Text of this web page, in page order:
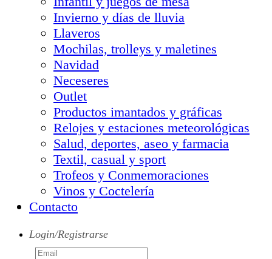
Invierno y días de lluvia
Llaveros
Mochilas, trolleys y maletines
Navidad
Neceseres
Outlet
Productos imantados y gráficas
Relojes y estaciones meteorológicas
Salud, deportes, aseo y farmacia
Textil, casual y sport
Trofeos y Conmemoraciones
Vinos y Coctelería
Contacto
Login/Registrarse